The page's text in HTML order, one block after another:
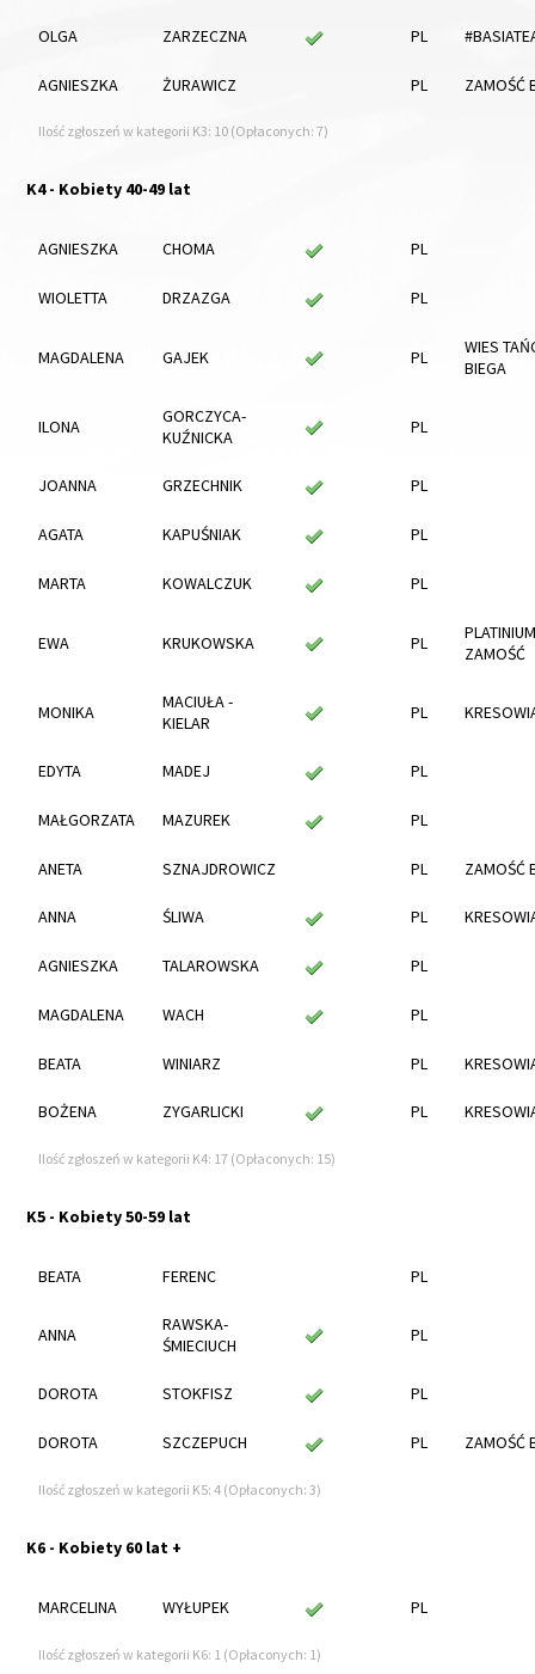
OLGA ZARZECZNA PL
AGNIESZKA ŻURAWICZ PL ZAMOŚĆ
Ilość zgłoszeń w kategorii K3: 10 (Opłaconych: 7)
K4 - Kobiety 40-49 lat
AGNIESZKA CHOMA PL
WIOLETTA DRZAZGA PL
MAGDALENA GAJEK PL
WIES
BIEGA
ILONA
GORCZYCA-
KUŹNICKA
PL
JOANNA GRZECHNIK PL
AGATA KAPUŚNIAK PL
MARTA KOWALCZUK PL
EWA KRUKOWSKA PL
PLATINIUM
ZAMOŚĆ
MONIKA
MACIUŁA -
KIELAR
PL
EDYTA MADEJ PL
MAŁGORZATA MAZUREK PL
ANETA SZNAJDROWICZ PL ZAMOŚĆ
ANNA ŚLIWA PL
AGNIESZKA TALAROWSKA PL
MAGDALENA WACH PL
BEATA WINIARZ PL
BOŻENA ZYGARLICKI PL
Ilość zgłoszeń w kategorii K4: 17 (Opłaconych: 15)
K5 - Kobiety 50-59 lat
BEATA FERENC PL
ANNA
RAWSKA-
ŚMIECIUCH
PL
DOROTA STOKFISZ PL
DOROTA SZCZEPUCH PL ZAMOŚĆ
Ilość zgłoszeń w kategorii K5: 4 (Opłaconych: 3)
K6 - Kobiety 60 lat +
MARCELINA WYŁUPEK PL
Ilość zgłoszeń w kategorii K6: 1 (Opłaconych: 1)